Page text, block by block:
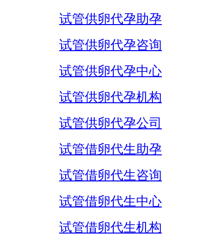
试管供卵代孕助孕
试管供卵代孕咨询
试管供卵代孕中心
试管供卵代孕机构
试管供卵代孕公司
试管借卵代生助孕
试管借卵代生咨询
试管借卵代生中心
试管借卵代生机构